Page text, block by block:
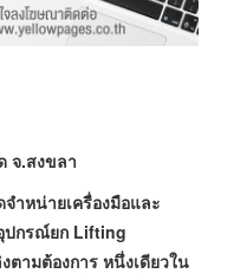
กัด จ.สงขลา
จำหน่ายเครื่องมือและ
ปกรณ์ยก Lifting
ามต้องการ หนึ่งเดียวใน